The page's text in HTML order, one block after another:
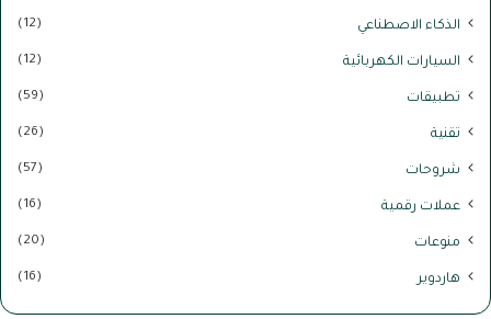
الذكاء الاصطناعي (12)
السيارات الكهربائية (12)
تطبيقات (59)
تقنية (26)
شروحات (57)
عملات رقمية (16)
منوعات (20)
هاردوير (16)